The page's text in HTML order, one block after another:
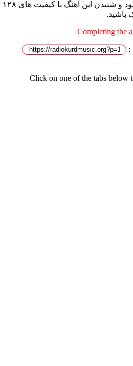
باشید.
Completing the
Click on one of the tabs below